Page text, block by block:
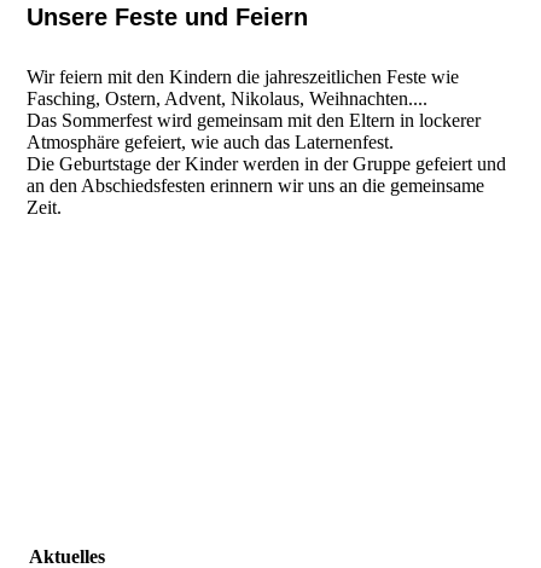
Unsere Feste und Feiern
Wir feiern mit den Kindern die jahreszeitlichen Feste wie
Fasching, Ostern, Advent, Nikolaus, Weihnachten....
Das Sommerfest wird gemeinsam mit den Eltern in lockerer
Atmosphäre gefeiert, wie auch das Laternenfest.
Die Geburtstage der Kinder werden in der Gruppe gefeiert und
an den Abschiedsfesten erinnern wir uns an die gemeinsame
Zeit.
Aktuelles